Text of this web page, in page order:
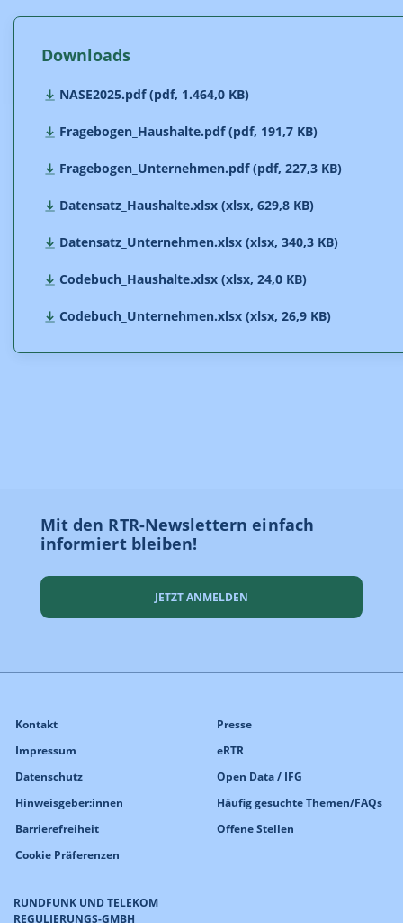
Downloads
NASE2025.pdf (pdf, 1.464,0 KB)
Fragebogen_Haushalte.pdf (pdf, 191,7 KB)
Fragebogen_Unternehmen.pdf (pdf, 227,3 KB)
Datensatz_Haushalte.xlsx (xlsx, 629,8 KB)
Datensatz_Unternehmen.xlsx (xlsx, 340,3 KB)
Codebuch_Haushalte.xlsx (xlsx, 24,0 KB)
Codebuch_Unternehmen.xlsx (xlsx, 26,9 KB)
Mit den RTR-Newslettern einfach
informiert bleiben!
JETZT ANMELDEN
RUNDFUNK UND TELEKOM
REGULIERUNGS-GMBH
Kontakt
Impressum
Datenschutz
Hinweisgeber:innen
Barrierefreiheit
Cookie Präferenzen
Presse
eRTR
Open Data / IFG
Häufig gesuchte Themen/FAQs
Offene Stellen